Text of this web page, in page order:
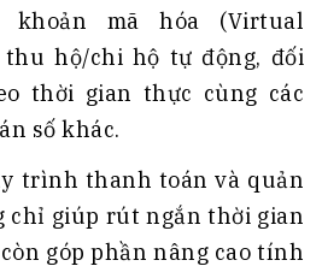
khoản mã hóa (Virtual
hộ/chi hộ tự động, đối
thời gian thực cùng các
số khác.
trình thanh toán và quản
chỉ giúp rút ngắn thời gian
góp phần nâng cao tính